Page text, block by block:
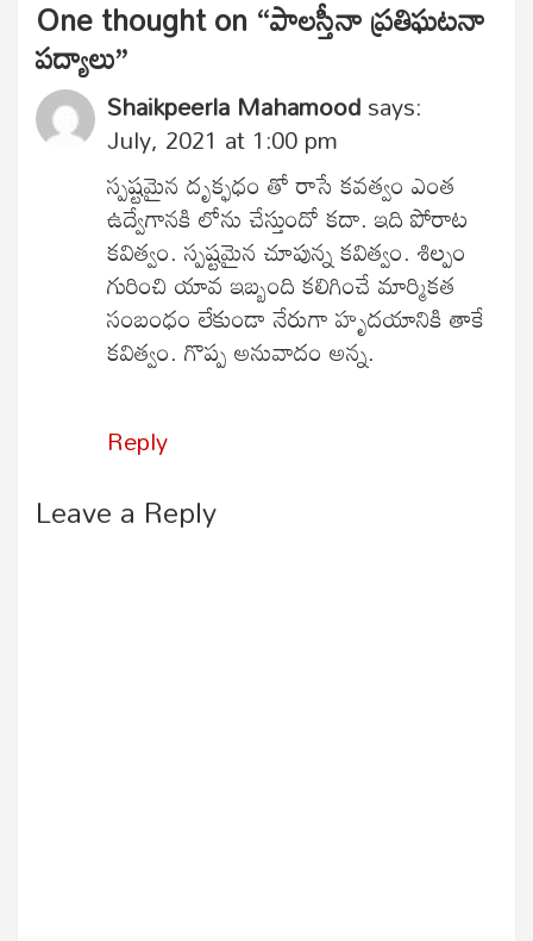
One thought on “పాలస్తీనా ప్రతిఘటనా
పద్యాలు”
Shaikpeerla Mahamoodsays:
July, 2021 at 1:00 pm
స్పష్టమైన దృక్ఫధం తో రాసే కవత్వం ఎంత
ఉద్వేగానకి లోను చేస్తుందో కదా. ఇది పోరాట
కవిత్వం. స్పష్టమైన చూపున్న కవిత్వం. శిల్పం
గురించి యావ ఇబ్బంది కలిగించే మార్మికత
సంబంధం లేకుండా నేరుగా హృదయానికి తాకే
కవిత్వం. గొప్ప అనువాదం అన్న.
Reply
Leave a Reply